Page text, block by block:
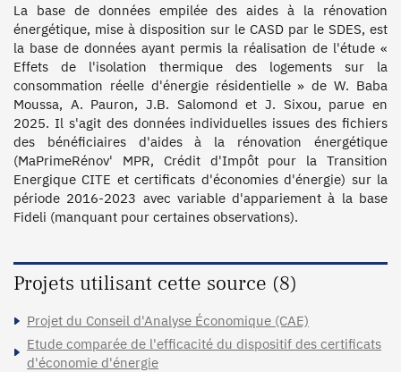
La base de données empilée des aides à la rénovation
énergétique, mise à disposition sur le CASD par le SDES, est
la base de données ayant permis la réalisation de l'étude «
Effets de l'isolation thermique des logements sur la
consommation réelle d'énergie résidentielle » de W. Baba
Moussa, A. Pauron, J.B. Salomond et J. Sixou, parue en
2025. Il s'agit des données individuelles issues des fichiers
des bénéficiaires d'aides à la rénovation énergétique
(MaPrimeRénov' MPR, Crédit d'Impôt pour la Transition
Energique CITE et certificats d'économies d'énergie) sur la
période 2016-2023 avec variable d'appariement à la base
Fideli (manquant pour certaines observations).
Projets utilisant cette source (8)
Projet du Conseil d'Analyse Économique (CAE)
Etude comparée de l'efficacité du dispositif des certificats
d'économie d'énergie